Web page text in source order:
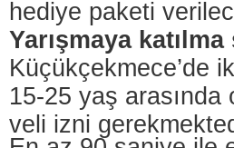
hediye paketi
Yarışmaya
Küçükçekmece’de
15-25 yaş
veli izni